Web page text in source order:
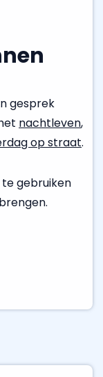
gesprek
nachtleven,
op straat.
te gebruiken